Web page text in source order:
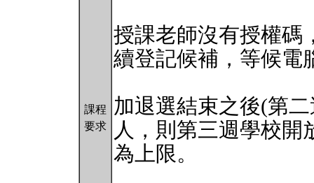
課程
要求
授課老師沒有授權碼
續登記候補，等候電
加退選結束之後(第
人，則第三週學校開
為上限。